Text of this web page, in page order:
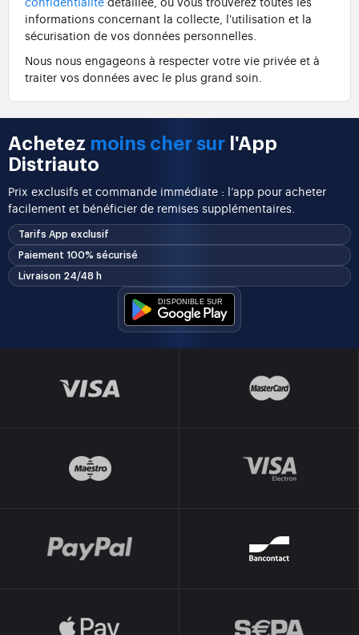
informations concernant la collecte, l'utilisation et la
sécurisation de vos données personnelles.
Nous nous engageons à respecter votre vie privée et à
traiter vos données avec le plus grand soin.
Achetez moins cher sur l'App
Distriauto
Prix exclusifs et commande immédiate : l’app pour acheter
facilement et bénéficier de remises supplémentaires.
Tarifs App exclusif
Paiement 100% sécurisé
Livraison 24/48 h